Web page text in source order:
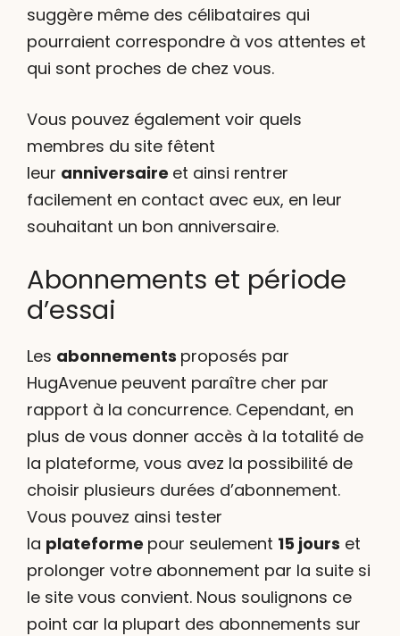
suggère même des célibataires qui
pourraient correspondre à vos attentes et
qui sont proches de chez vous.
Vous pouvez également voir quels
membres du site fêtent
leur anniversaire et ainsi rentrer
facilement en contact avec eux, en leur
souhaitant un bon anniversaire.
Abonnements et période
d’essai
Les abonnements proposés par
HugAvenue peuvent paraître cher par
rapport à la concurrence. Cependant, en
plus de vous donner accès à la totalité de
la plateforme, vous avez la possibilité de
choisir plusieurs durées d’abonnement.
Vous pouvez ainsi tester
la plateforme pour seulement 15 jours et
prolonger votre abonnement par la suite si
le site vous convient. Nous soulignons ce
point car la plupart des abonnements sur